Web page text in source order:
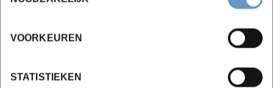
VOORKEUREN
STATISTIEKEN
leerdomein